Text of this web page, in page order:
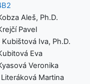
Aleš, Ph.D.
Pavel
Kubištová Iva, Ph.D.
Eva
Veronika
Literáková Martina